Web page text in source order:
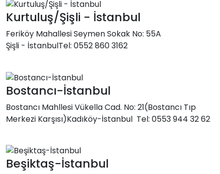
Kurtuluş/Şişli - İstanbul
Feriköy Mahallesi Seymen Sokak No: 55A
Şişli - İstanbulTel: 0552 860 3162
Bostancı-İstanbul
Bostancı Mahllesi Vükella Cad. No: 21(Bostancı Tıp
Merkezi Karşısı)Kadıköy-İstanbul Tel: 0553 944 32 62
Beşiktaş-İstanbul